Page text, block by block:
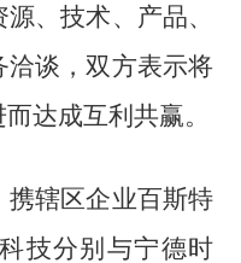
、技术、产品、
谈，双方表示将
达成互利共赢。
辖区企业百斯特
技分别与宁德时